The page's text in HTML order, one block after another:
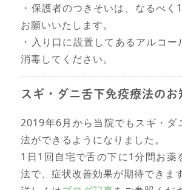
・保護者のつきそいは、なるべく
お願いいたします。
・入り口に設置してあるアルコー
消毒してください。
スギ・ダニ舌下免疫療法のお
2019年6月から当院でもスギ・ダ
法ができるようになりました。
1日1回自宅で舌の下に1分間お薬
法で、症状改善効果が期待できます